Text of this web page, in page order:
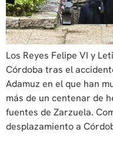
Los Reyes Felipe VI y
Córdoba tras el
Adamuz en el que han
más de un centenar de
fuentes de Zarzuela.
desplazamiento a